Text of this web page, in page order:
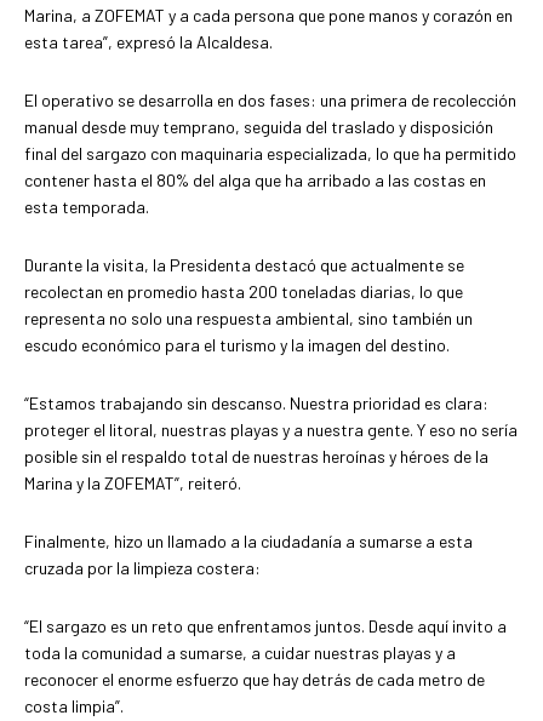
Marina, a ZOFEMAT y a cada persona que pone manos y corazón en
esta tarea”, expresó la Alcaldesa.
El operativo se desarrolla en dos fases: una primera de recolección
manual desde muy temprano, seguida del traslado y disposición
final del sargazo con maquinaria especializada, lo que ha permitido
contener hasta el 80% del alga que ha arribado a las costas en
esta temporada.
Durante la visita, la Presidenta destacó que actualmente se
recolectan en promedio hasta 200 toneladas diarias, lo que
representa no solo una respuesta ambiental, sino también un
escudo económico para el turismo y la imagen del destino.
“Estamos trabajando sin descanso. Nuestra prioridad es clara:
proteger el litoral, nuestras playas y a nuestra gente. Y eso no sería
posible sin el respaldo total de nuestras heroínas y héroes de la
Marina y la ZOFEMAT”, reiteró.
Finalmente, hizo un llamado a la ciudadanía a sumarse a esta
cruzada por la limpieza costera:
“El sargazo es un reto que enfrentamos juntos. Desde aquí invito a
toda la comunidad a sumarse, a cuidar nuestras playas y a
reconocer el enorme esfuerzo que hay detrás de cada metro de
costa limpia”.